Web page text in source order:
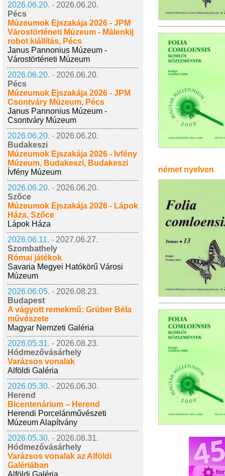
2026.06.20. - 2026.06.20.
Pécs
Múzeumok Éjszakája 2026 - JPM
Várostörténeti Múzeum - Málenkij
robot kiállítás, Pécs
Janus Pannonius Múzeum -
Várostörténeti Múzeum
2026.06.20. - 2026.06.20.
Pécs
Múzeumok Éjszakája 2026 - JPM
Csontváry Múzeum, Pécs
Janus Pannonius Múzeum -
Csontváry Múzeum
2026.06.20. - 2026.06.20.
Budakeszi
Múzeumok Éjszakája 2026 - Ívfény
Múzeum, Budakeszi, Budakeszi
Ívfény Múzeum
2026.06.20. - 2026.06.20.
Szőce
Múzeumok Éjszakája 2026 - Lápok
Háza, Szőce
Lápok Háza
2026.06.11. - 2027.06.27.
Szombathely
Római játékok
Savaria Megyei Hatókörű Városi
Múzeum
2026.06.05. - 2026.08.23.
Budapest
A vágyott remekmű: Grúber Béla
művészete
Magyar Nemzeti Galéria
2026.05.31. - 2026.08.23.
Hódmezővásárhely
Varázsos vonalak
Alföldi Galéria
2026.05.30. - 2026.06.30.
Herend
Bicentenárium – Herend
Herendi Porcelánművészeti
Múzeum Alapítvány
2026.05.30. - 2026.08.31.
Hódmezővásárhely
Varázsos vonalak az Alföldi
Galériában
Alföldi Galéria
német nyelven